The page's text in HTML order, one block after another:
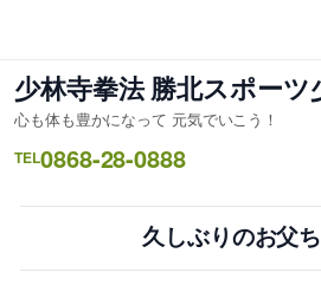
ス
キ
ッ
少林寺拳法 勝北スポーツ
心も体も豊かになって 元気でいこう！
TEL0868-28-0888
久しぶりのお父